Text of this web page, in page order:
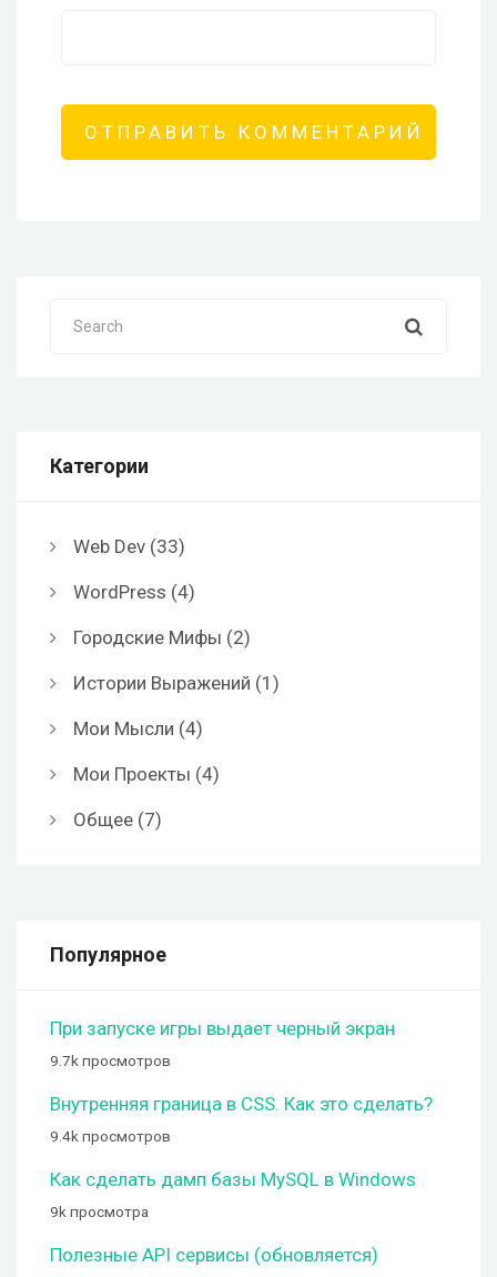
Search
Категории
Web Dev (33)
WordPress (4)
Городские Мифы (2)
Истории Выражений (1)
Мои Мысли (4)
Мои Проекты (4)
Общее (7)
Популярное
При запуске игры выдает черный экран
9.7k просмотров
Внутренняя граница в CSS. Как это сделать?
9.4k просмотров
Как сделать дамп базы MySQL в Windows
9k просмотра
Полезные API сервисы (обновляется)